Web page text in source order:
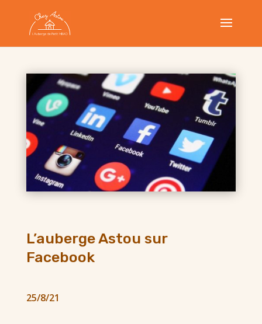
L’auberge Astou sur
Facebook
25/8/21